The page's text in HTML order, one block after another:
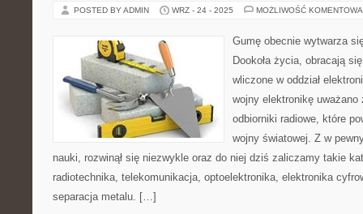
POSTED BY ADMIN WRZ - 24 - 2025 MOŻLIWOŚĆ
Gumę obecnie wytwarza
Dookoła życia, obracają
wliczone w oddział
wojny elektronikę uważano
odbiorniki radiowe, które
wojny światowej. Z w
nauki, rozwinął się niezwykle oraz do niej dziś zaliczamy takie
radiotechnika, telekomunikacja, optoelektronika, elektronika
separacja metalu. […]